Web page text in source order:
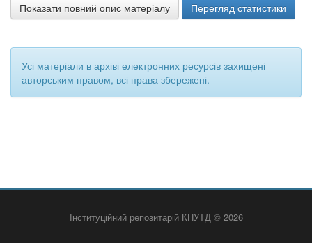
Показати повний опис матеріалу Перегляд статистики
Усі матеріали в архіві електронних ресурсів захищені
авторським правом, всі права збережені.
Інституційний репозитарій КНУТД © 2026